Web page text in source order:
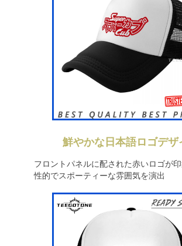
鮮やかな日本語ロゴデザ
フロントパネルに配された赤いロゴが
性的でスポーティーな雰囲気を演出